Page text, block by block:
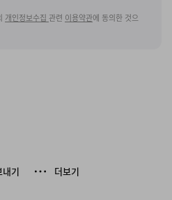
시된 것으로 전해졌다.
용도 포함된 것으로 알려졌
밀보호법을 근거로 손해배상
고 있다. 또한 고의적인 저작권
개인정보수집 관련 이용약관에 동의한 것으
내기 더보기